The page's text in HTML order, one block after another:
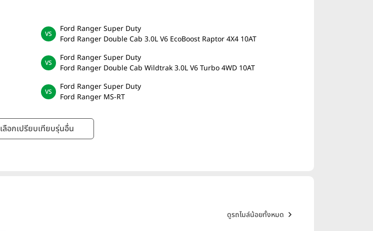
Ford Ranger Super Duty
Ford Ranger Double Cab 3.0L V6 EcoBoost Raptor 4X4 10AT
Ford Ranger Super Duty
Ford Ranger Double Cab Wildtrak 3.0L V6 Turbo 4WD 10AT
Ford Ranger Super Duty
Ford Ranger MS-RT
เลือกเปรียบเทียบรุ่นอื่น
ดูรถไมล์น้อยทั้งหมด